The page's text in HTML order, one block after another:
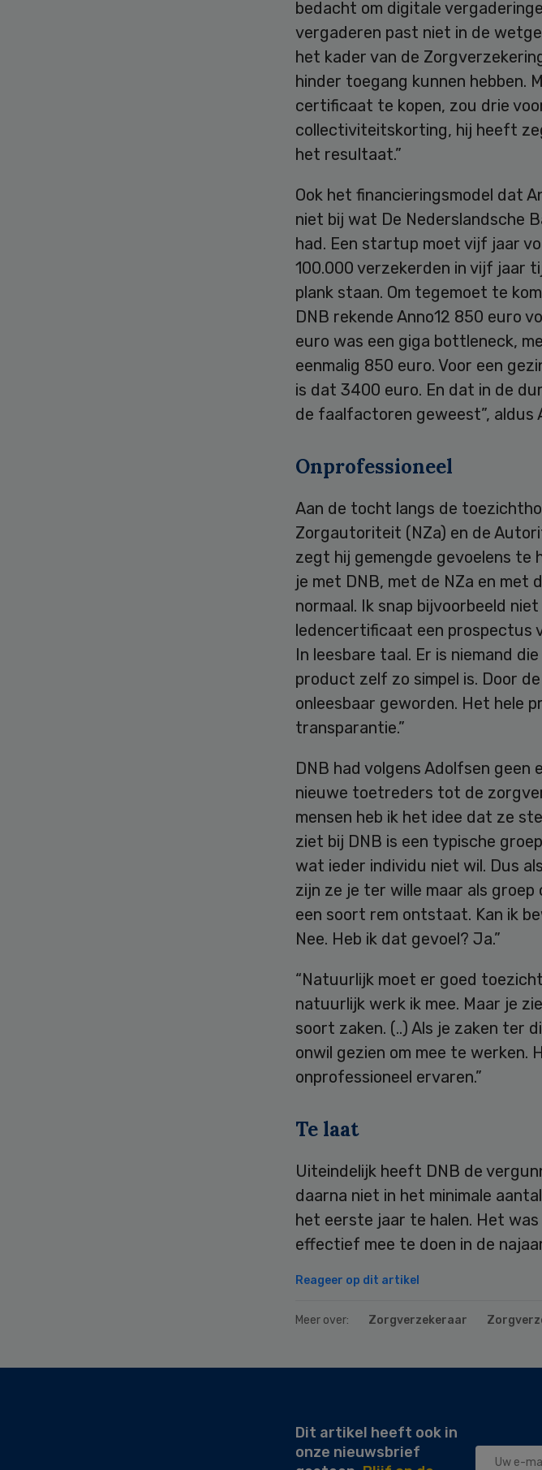
bedacht om digitale
vergaderen past niet in de
het kader van de
hinder toegang kunnen hebben.
certificaat te kopen, zou drie
collectiviteitskorting, hij heeft
het resultaat.”
Ook het financieringsmodel dat
niet bij wat De Nederslandsche
had. Een startup moet vijf jaar
100.000 verzekerden in vijf jaar
plank staan. Om tegemoet te
DNB rekende Anno12 850 euro
euro was een giga bottleneck,
eenmalig 850 euro. Voor een
is dat 3400 euro. En dat in de
de faalfactoren geweest”, aldus
Onprofessioneel
Aan de tocht langs de
Zorgautoriteit (NZa) en de
zegt hij gemengde gevoelens te
je met DNB, met de NZa en met
normaal. Ik snap bijvoorbeeld
ledencertificaat een prospectus
In leesbare taal. Er is niemand
product zelf zo simpel is. Door
onleesbaar geworden. Het hele
transparantie.”
DNB had volgens Adolfsen
nieuwe toetreders tot de
mensen heb ik het idee dat ze
ziet bij DNB is een typische
wat ieder individu niet wil. Dus
zijn ze je ter wille maar als
een soort rem ontstaat. Kan ik
Nee. Heb ik dat gevoel? Ja.”
“Natuurlijk moet er goed
natuurlijk werk ik mee. Maar je
soort zaken. (..) Als je zaken ter
onwil gezien om mee te werken.
onprofessioneel ervaren.”
Te laat
Uiteindelijk heeft DNB de
daarna niet in het minimale
het eerste jaar te halen. Het
effectief mee te doen in de
Reageer op dit artikel
Meer over: Zorgverzekeraar
Secondary
Dit artikel heeft ook in
onze nieuwsbrief